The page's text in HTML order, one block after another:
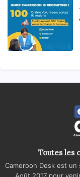
Toutes les
Cameroon Desk est